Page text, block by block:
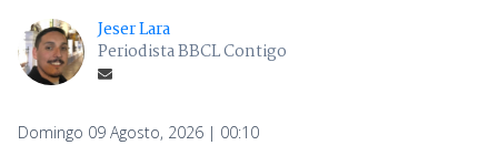
Jeser Lara
Periodista BBCL Contigo
Domingo 09 Agosto, 2026 | 00:10